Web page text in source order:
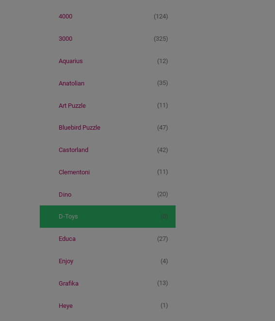
4000 (124)
3000 (325)
Aquarius (12)
Anatolian (35)
Art Puzzle (11)
Bluebird Puzzle (47)
Castorland (42)
Clementoni (11)
Dino (20)
D-Toys (0)
Educa (27)
Enjoy (4)
Grafika (13)
Heye (1)